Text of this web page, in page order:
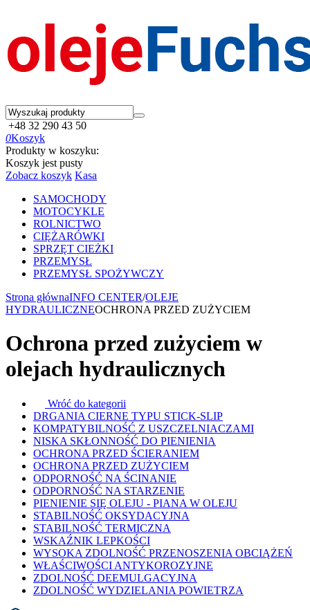
+48 32 290 43 50
0Koszyk
Produkty w koszyku:
Koszyk jest pusty
Zobacz koszyk Kasa
SAMOCHODY
MOTOCYKLE
ROLNICTWO
CIĘŻARÓWKI
SPRZĘT CIEŻKI
PRZEMYSŁ
PRZEMYSŁ SPOŻYWCZY
Strona głównaINFO CENTER/OLEJE
HYDRAULICZNEOCHRONA PRZED ZUŻYCIEM
Ochrona przed zużyciem w
olejach hydraulicznych
Wróć do kategorii
DRGANIA CIERNE TYPU STICK-SLIP
KOMPATYBILNOŚĆ Z USZCZELNIACZAMI
NISKA SKŁONNOŚĆ DO PIENIENIA
OCHRONA PRZED ŚCIERANIEM
OCHRONA PRZED ZUŻYCIEM
ODPORNOŚĆ NA ŚCINANIE
ODPORNOŚĆ NA STARZENIE
PIENIENIE SIĘ OLEJU - PIANA W OLEJU
STABILNOŚĆ OKSYDACYJNA
STABILNOŚĆ TERMICZNA
WSKAŹNIK LEPKOŚCI
WYSOKA ZDOLNOŚĆ PRZENOSZENIA OBCIĄŻEŃ
WŁAŚCIWOŚCI ANTYKOROZYJNE
ZDOLNOŚĆ DEEMULGACYJNA
ZDOLNOŚĆ WYDZIELANIA POWIETRZA